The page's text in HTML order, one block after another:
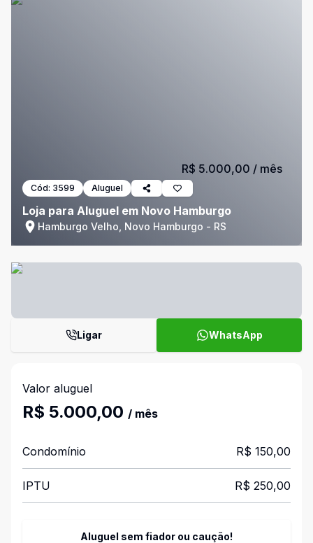
Cód: 3599 Aluguel
Loja para Aluguel em Novo Hamburgo
Hamburgo Velho, Novo Hamburgo - RS
R$ 5.000,00 / mês
Ligar WhatsApp
Valor aluguel
R$ 5.000,00 / mês
Condomínio R$ 150,00
IPTU R$ 250,00
Aluguel sem fiador ou caução!